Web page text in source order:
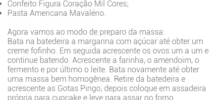
Confeito Figura Coração Mil Cores;
Pasta Americana Mavalério.
Agora vamos ao modo de preparo da massa:
Bata na batedeira a margarina com açúcar até obter um
creme fofinho. Em seguida acrescente os ovos um a um e
continue batendo. Acrescente a farinha, o amendoim, o
fermento e por último o leite. Bata novamente até obter
uma massa bem homogênea. Retire da batedeira e
acrescente as Gotas Pingo, depois coloque em assadeira
própria para cupcake e leve para assar no forno